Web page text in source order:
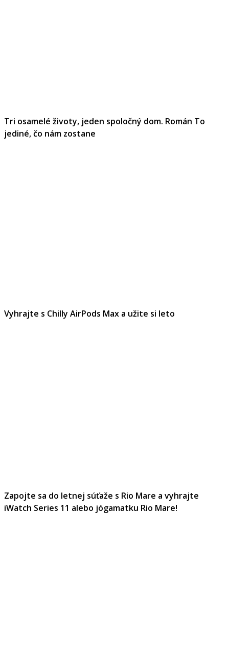
Tri osamelé životy, jeden spoločný dom. Román To
jediné, čo nám zostane
Vyhrajte s Chilly AirPods Max a užite si leto
Zapojte sa do letnej súťaže s Rio Mare a vyhrajte
iWatch Series 11 alebo jógamatku Rio Mare!